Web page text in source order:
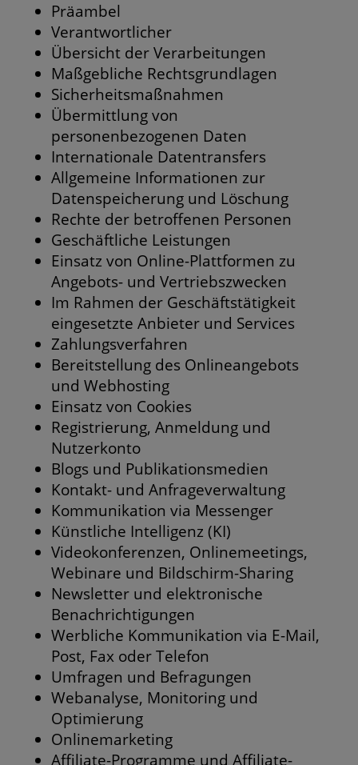
Präambel
Verantwortlicher
Übersicht der Verarbeitungen
Maßgebliche Rechtsgrundlagen
Sicherheitsmaßnahmen
Übermittlung von
personenbezogenen Daten
Internationale Datentransfers
Allgemeine Informationen zur
Datenspeicherung und Löschung
Rechte der betroffenen Personen
Geschäftliche Leistungen
Einsatz von Online-Plattformen zu
Angebots- und Vertriebszwecken
Im Rahmen der Geschäftstätigkeit
eingesetzte Anbieter und Services
Zahlungsverfahren
Bereitstellung des Onlineangebots
und Webhosting
Einsatz von Cookies
Registrierung, Anmeldung und
Nutzerkonto
Blogs und Publikationsmedien
Kontakt- und Anfrageverwaltung
Kommunikation via Messenger
Künstliche Intelligenz (KI)
Videokonferenzen, Onlinemeetings,
Webinare und Bildschirm-Sharing
Newsletter und elektronische
Benachrichtigungen
Werbliche Kommunikation via E-Mail,
Post, Fax oder Telefon
Umfragen und Befragungen
Webanalyse, Monitoring und
Optimierung
Onlinemarketing
Affiliate-Programme und Affiliate-